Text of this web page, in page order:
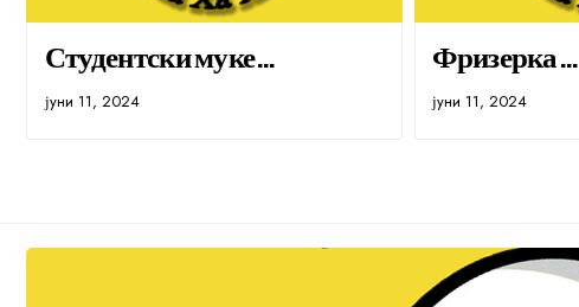
Студентски муке…
јуни 11, 2024
Фризерка…
јуни 11, 2024